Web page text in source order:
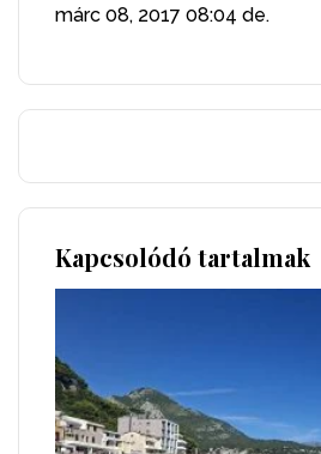
márc 08, 2017 08:04 de.
Kapcsolódó tartalmak